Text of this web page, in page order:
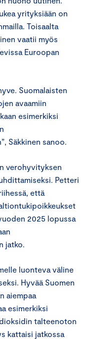
yrityksiään on
Toisaalta
vaatii myös
Euroopan
Suomalaisten
avaamiin
esimerkiksi
Säkkinen sanoo.
verohyvityksen
Petteri
että
2025 lopussa
jatko.
luonteva väline
Hyvää Suomen
aiempaa
esimerkiksi
talteenoton
kattaisi jatkossa